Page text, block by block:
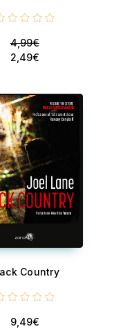
4,99€
2,49€
Country
9,49€